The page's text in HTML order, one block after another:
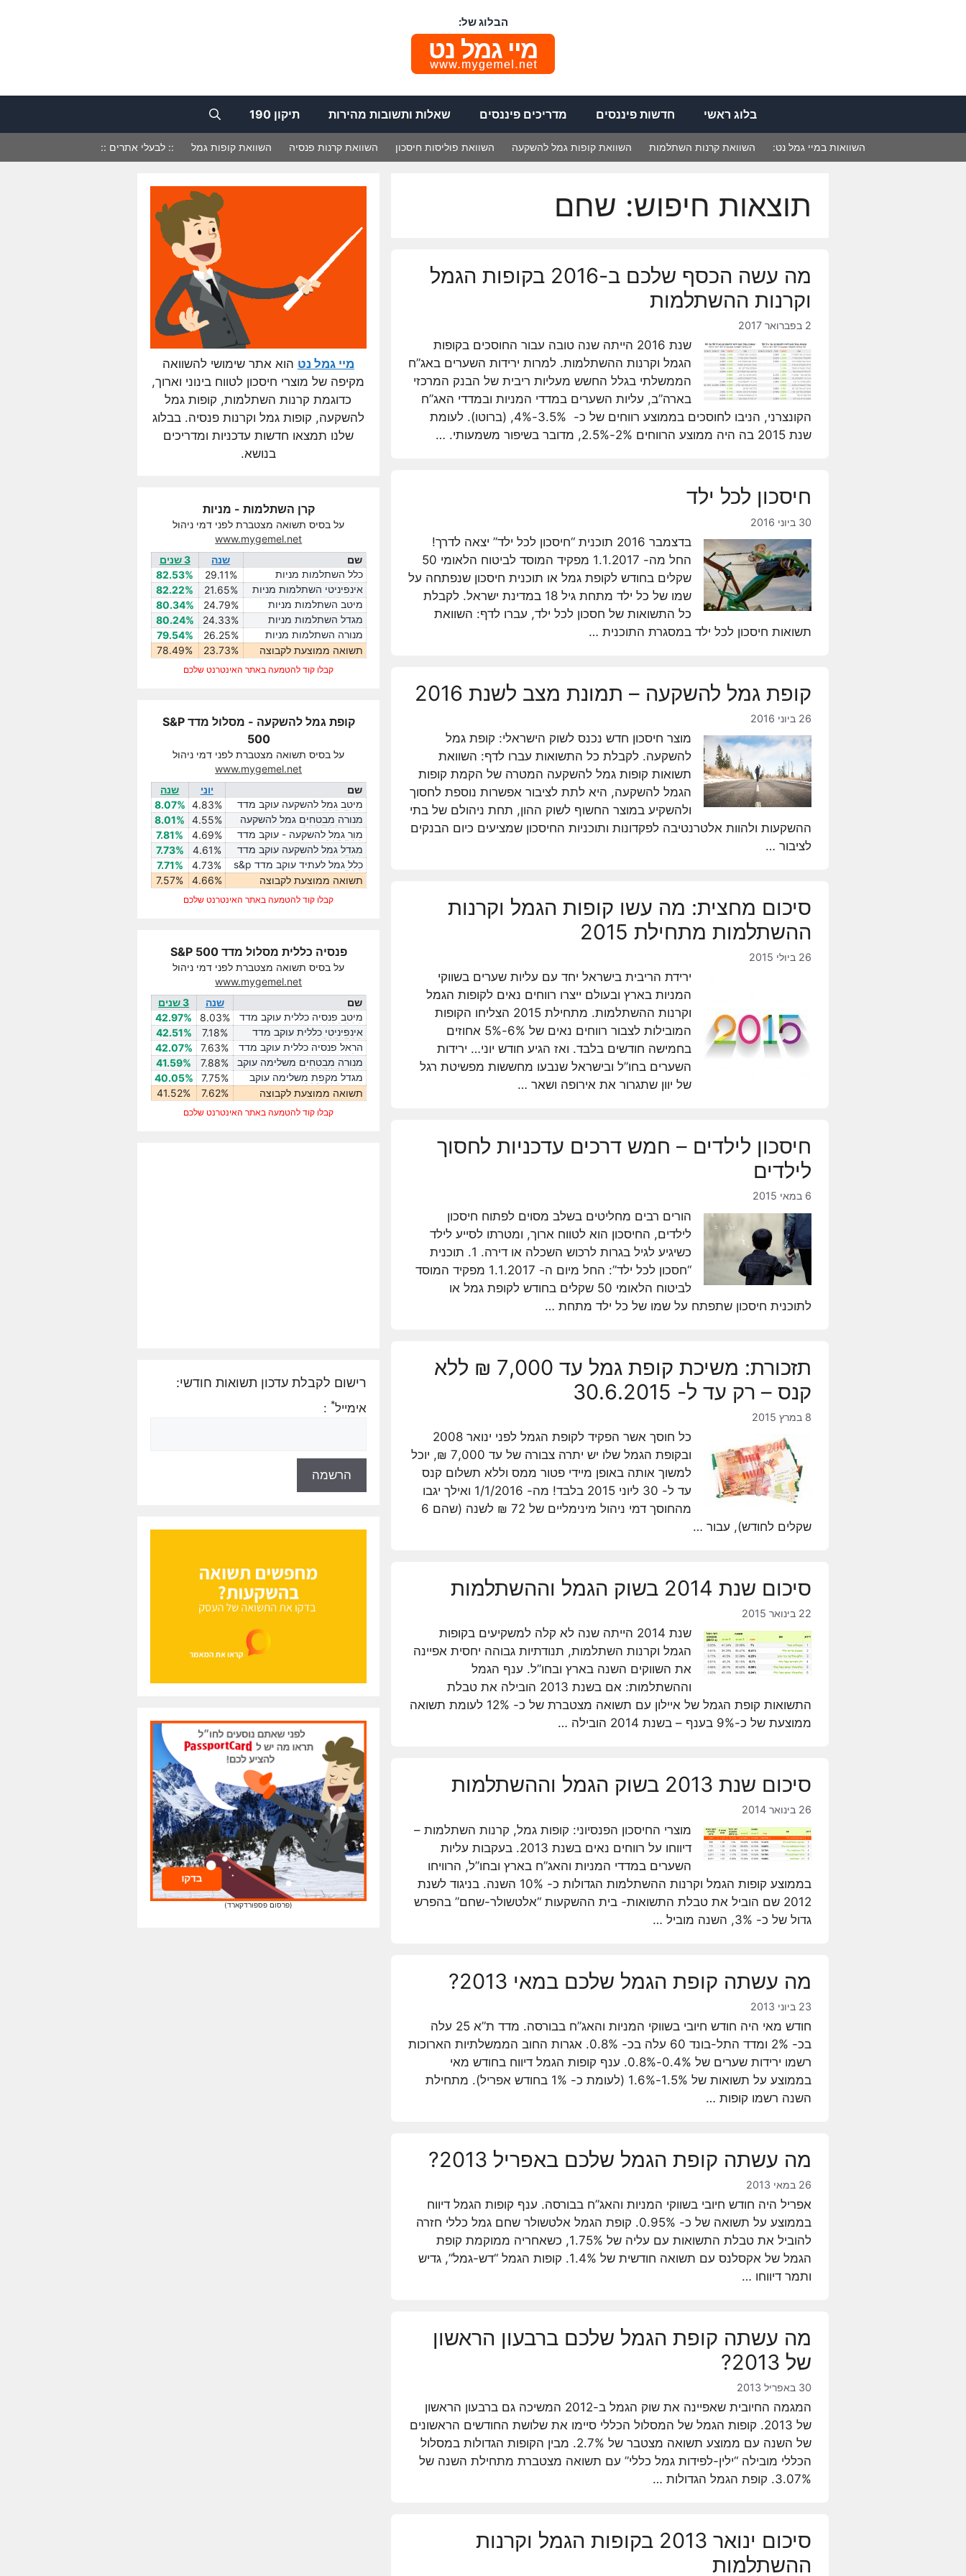
הבלוג של:
בלוג ראשי חדשות פיננסים מדריכים פיננסים שאלות ותשובות מהירות תיקון 190
השוואות במיי גמל נט: השוואת קרנות השתלמות השוואת קופות גמל להשקעה השוואת פוליסות חיסכון השוואת קרנות פנסיה השוואת קופות גמל :: לבעלי אתרים ::
תוצאות חיפוש: שחם
מה עשה הכסף שלכם ב-2016 בקופות הגמל
וקרנות ההשתלמות
2 בפברואר 2017
שנת 2016 הייתה שנה טובה עבור החוסכים בקופות
הגמל וקרנות ההשתלמות. למרות ירידות השערים באג”ח
הממשלתי בגלל החשש מעליות ריבית של הבנק המרכזי
בארה”ב, עליות השערים במדדי המניות ובמדדי האג”ח
הקונצרני, הניבו לחוסכים בממוצע רווחים של כ- 3.5%-4%, (ברוטו). לעומת
שנת 2015 בה היה ממוצע הרווחים 2%-2.5%, מדובר בשיפור משמעותי. …
חיסכון לכל ילד
30 ביוני 2016
בדצמבר 2016 תוכנית “חיסכון לכל ילד” יצאה לדרך!
החל מה- 1.1.2017 מפקיד המוסד לביטוח הלאומי 50
שקלים בחודש לקופת גמל או תוכנית חיסכון שנפתחה על
שמו של כל ילד מתחת גיל 18 במדינת ישראל. לקבלת
כל התשואות של חסכון לכל ילד, עברו לדף: השוואת
תשואות חיסכון לכל ילד במסגרת התוכנית …
קופת גמל להשקעה – תמונת מצב לשנת 2016
26 ביוני 2016
מוצר חיסכון חדש נכנס לשוק הישראלי: קופת גמל
להשקעה. לקבלת כל התשואות עברו לדף: השוואת
תשואות קופות גמל להשקעה המטרה של הקמת קופות
הגמל להשקעה, היא לתת לציבור אפשרות נוספת לחסוך
ולהשקיע במוצר החשוף לשוק ההון, תחת ניהולם של בתי
ההשקעות ולהוות אלטרנטיבה לפקדונות ותוכניות החיסכון שמציעים כיום הבנקים
לציבור …
סיכום מחצית: מה עשו קופות הגמל וקרנות
ההשתלמות מתחילת 2015
26 ביולי 2015
ירידת הריבית בישראל יחד עם עליות שערים בשווקי
המניות בארץ ובעולם ייצרו רווחים נאים לקופות הגמל
וקרנות ההשתלמות. מתחילת 2015 הצליחו הקופות
המובילות לצבור רווחים נאים של 6%-5% אחוזים
בחמישה חודשים בלבד. ואז הגיע חודש יוני… ירידות
השערים בחו”ל ובישראל שנבעו מחששות מפשיטת רגל
של יוון שתגרור את אירופה ושאר …
חיסכון לילדים – חמש דרכים עדכניות לחסוך
לילדים
6 במאי 2015
הורים רבים מחליטים בשלב מסוים לפתוח חיסכון
לילדים, החיסכון הוא לטווח ארוך, ומטרתו לסייע לילד
כשיגיע לגיל בגרות לרכוש השכלה או דירה. 1. תוכנית
“חסכון לכל ילד”: החל מיום ה- 1.1.2017 מפקיד המוסד
לביטוח הלאומי 50 שקלים בחודש לקופת גמל או
לתוכנית חיסכון שתפתח על שמו של כל ילד מתחת …
תזכורת: משיכת קופת גמל עד 7,000 ₪ ללא
קנס – רק עד ל- 30.6.2015
8 במרץ 2015
כל חוסך אשר הפקיד לקופת הגמל לפני ינואר 2008
ובקופת הגמל שלו יש יתרה צבורה של עד 7,000 ₪, יוכל
למשוך אותה באופן מיידי פטור ממס וללא תשלום קנס
עד ל- 30 ליוני 2015 בלבד! מה- 1/1/2016 ואילך יגבו
מהחוסך דמי ניהול מינימליים של 72 ₪ לשנה (שהם 6
שקלים לחודש), עבור …
סיכום שנת 2014 בשוק הגמל וההשתלמות
22 בינואר 2015
שנת 2014 הייתה שנה לא קלה למשקיעים בקופות
הגמל וקרנות השתלמות, תנודתיות גבוהה יחסית אפיינה
את השווקים השנה בארץ ובחו”ל. ענף הגמל
וההשתלמות: אם בשנת 2013 הובילה את טבלת
התשואות קופת הגמל של איילון עם תשואה מצטברת של כ- 12% לעומת תשואה
ממוצעת של כ-9% בענף – בשנת 2014 הובילה …
סיכום שנת 2013 בשוק הגמל וההשתלמות
26 בינואר 2014
מוצרי החיסכון הפנסיוני: קופות גמל, קרנות השתלמות –
דיווחו על רווחים נאים בשנת 2013. בעקבות עליות
השערים במדדי המניות והאג”ח בארץ ובחו”ל, הרוויחו
בממוצע קופות הגמל וקרנות ההשתלמות הגדולות כ- 10% השנה. בניגוד לשנת
2012 שם הוביל את טבלת התשואות- בית ההשקעות “אלטשולר-שחם” בהפרש
גדול של כ- 3%, השנה מוביל …
מה עשתה קופת הגמל שלכם במאי 2013?
23 ביוני 2013
חודש מאי היה חודש חיובי בשווקי המניות והאג”ח בבורסה. מדד ת”א 25 עלה
בכ- 2% ומדד התל-בונד 60 עלה בכ- 0.8%. אגרות החוב הממשלתיות הארוכות
רשמו ירידות שערים של 0.4%-0.8%. ענף קופות הגמל דיווח בחודש מאי
בממוצע על תשואות של 1.5%-1.6% (לעומת כ- 1% בחודש אפריל). מתחילת
השנה רשמו קופות …
מה עשתה קופת הגמל שלכם באפריל 2013?
26 במאי 2013
אפריל היה חודש חיובי בשווקי המניות והאג”ח בבורסה. ענף קופות הגמל דיווח
בממוצע על תשואה של כ- 0.95%. קופת הגמל אלטשולר שחם גמל כללי חזרה
להוביל את טבלת התשואות עם עליה של 1.75%, כשאחריה ממוקמת קופת
הגמל של אקסלנס עם תשואה חודשית של 1.4%. קופות הגמל “דש-גמל”, גדיש
ותמר דיווחו …
מה עשתה קופת הגמל שלכם ברבעון הראשון
של 2013?
30 באפריל 2013
המגמה החיובית שאפיינה את שוק הגמל ב-2012 המשיכה גם ברבעון הראשון
של 2013. קופות הגמל של המסלול הכללי סיימו את שלושת החודשים הראשונים
של השנה עם ממוצע תשואה מצטבר של 2.7%. מבין הקופות הגדולות במסלול
הכללי מובילה “ילין-לפידות גמל כללי” עם תשואה מצטברת מתחילת השנה של
3.07%. קופת הגמל הגדולות …
סיכום ינואר 2013 בקופות הגמל וקרנות
ההשתלמות
מיי גמל נט הוא אתר שימושי להשוואה
מקיפה של מוצרי חיסכון לטווח בינוני וארוך,
כדוגמת קרנות השתלמות, קופות גמל
להשקעה, קופות גמל וקרנות פנסיה. בבלוג
שלנו תמצאו חדשות עדכניות ומדריכים
בנושא.
קרן השתלמות - מניות
על בסיס תשואה מצטברת לפני דמי ניהול
www.mygemel.net
שם
שנה
3 שנים
כלל השתלמות מניות
29.11%
82.53%
אינפיניטי השתלמות מניות
21.65%
82.22%
מיטב השתלמות מניות
24.79%
80.34%
מגדל השתלמות מניות
24.33%
80.24%
מנורה השתלמות מניות
26.25%
79.54%
תשואה ממוצעת לקבוצה
23.73%
78.49%
קבלו קוד להטמעה באתר האינטרנט שלכם
קופת גמל להשקעה - מסלול מדד S&P
500
על בסיס תשואה מצטברת לפני דמי ניהול
www.mygemel.net
שם
יוני
שנה
מיטב גמל להשקעה עוקב מדד
S&P 500
4.83%
8.07%
מנורה מבטחים גמל להשקעה
עוקב S&P500
4.55%
8.01%
מור גמל להשקעה - עוקב מדד
S&P500
4.69%
7.81%
מגדל גמל להשקעה עוקב מדד
s&p500
4.61%
7.73%
כלל גמל לעתיד עוקב מדד s&p
500
4.73%
7.71%
תשואה ממוצעת לקבוצה
4.66%
7.57%
קבלו קוד להטמעה באתר האינטרנט שלכם
פנסיה כללית מסלול מדד S&P 500
על בסיס תשואה מצטברת לפני דמי ניהול
www.mygemel.net
שם
שנה
3 שנים
מיטב פנסיה כללית עוקב מדד
S&P500
8.03%
42.97%
אינפיניטי כללית עוקב מדד
S&P 500
7.18%
42.51%
הראל פנסיה כללית עוקב מדד
s&p
7.63%
42.07%
מנורה מבטחים משלימה עוקב
מדד S&P500
7.88%
41.59%
מגדל מקפת משלימה עוקב
מדד S&P500
7.75%
40.05%
תשואה ממוצעת לקבוצה
7.62%
41.52%
קבלו קוד להטמעה באתר האינטרנט שלכם
רישום לקבלת עדכון תשואות חודשי:
אימייל*
:
(פרסום פספורדקארד)